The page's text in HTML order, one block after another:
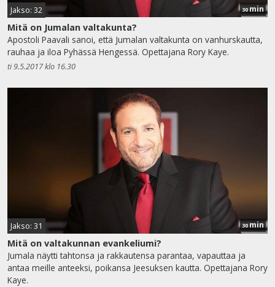
Jakso: 32 30min
Mitä on Jumalan valtakunta?
Apostoli Paavali sanoi, että Jumalan valtakunta on vanhurskautta,
rauhaa ja iloa Pyhässä Hengessä. Opettajana Rory Kaye.
ti 9.5.2017 klo 16.30
Jakso: 31 30min
Mitä on valtakunnan evankeliumi?
Jumala näytti tahtonsa ja rakkautensa parantaa, vapauttaa ja
antaa meille anteeksi, poikansa Jeesuksen kautta. Opettajana Rory
Kaye.